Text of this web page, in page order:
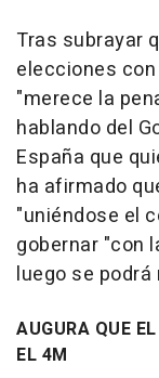
Tras subrayar
elecciones
"merece la
hablando del
España que
ha afirmado
"uniéndose el
gobernar "con
luego se
AUGURA QUE
EL 4M